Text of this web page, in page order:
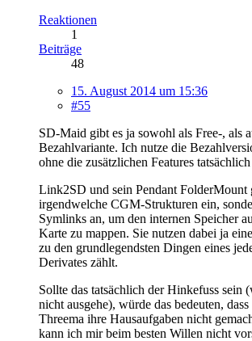
Reaktionen
1
Beiträge
48
15. August 2014 um 15:36
#55
SD-Maid gibt es ja sowohl als Free-, als
Bezahlvariante. Ich nutze die
ohne die zusätzlichen Features
Link2SD und sein Pendant FolderMount
irgendwelche CGM-Strukturen ein,
Symlinks an, um den internen Speicher
Karte zu mappen. Sie nutzen dabei ja
zu den grundlegendsten Dingen eines
Derivates zählt.
Sollte das tatsächlich der Hinkefuss sein
nicht ausgehe), würde das bedeuten,
Threema ihre Hausaufgaben nicht
kann ich mir beim besten Willen nicht